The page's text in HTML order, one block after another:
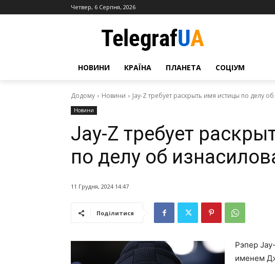
Четвер, 6 Серпня, 2026
НОВИНИ КРАЇНА ПЛАНЕТА СОЦІУМ
Додому Новини Jay-Z требует раскрыть имя истицы по делу
Новини
Jay-Z требует
по делу об
11 Грудня, 2024 14:47
Поділитися
Рэпер
именем